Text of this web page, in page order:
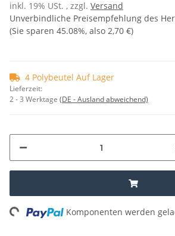
inkl. 19% USt. , zzgl. Versand
Unverbindliche Preisempfehlung des
(Sie sparen 45.08%, also 2,70 €)
4 Polybeutel Auf Lager
Lieferzeit:
2 - 3 Werktage (DE - Ausland abweichend)
Komponenten werden